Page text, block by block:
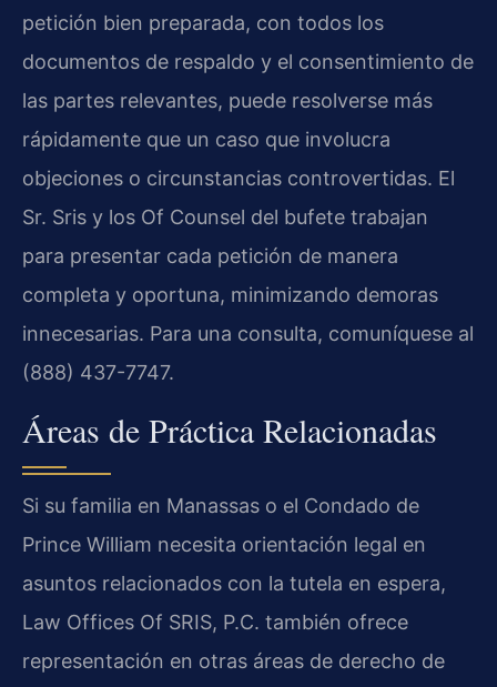
petición bien preparada, con todos los
documentos de respaldo y el consentimiento de
las partes relevantes, puede resolverse más
rápidamente que un caso que involucra
objeciones o circunstancias controvertidas. El
Sr. Sris y los Of Counsel del bufete trabajan
para presentar cada petición de manera
completa y oportuna, minimizando demoras
innecesarias. Para una consulta, comuníquese al
(888) 437-7747.
Áreas de Práctica Relacionadas
Si su familia en Manassas o el Condado de
Prince William necesita orientación legal en
asuntos relacionados con la tutela en espera,
Law Offices Of SRIS, P.C. también ofrece
representación en otras áreas de derecho de